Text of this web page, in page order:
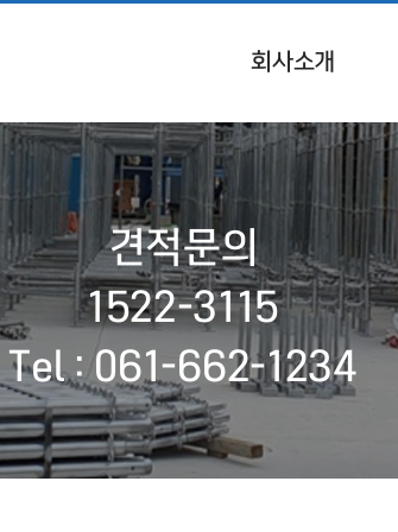
회사소개
인사말
오시는 길
견적문의
1522-3115
Tel : 061-662-1234